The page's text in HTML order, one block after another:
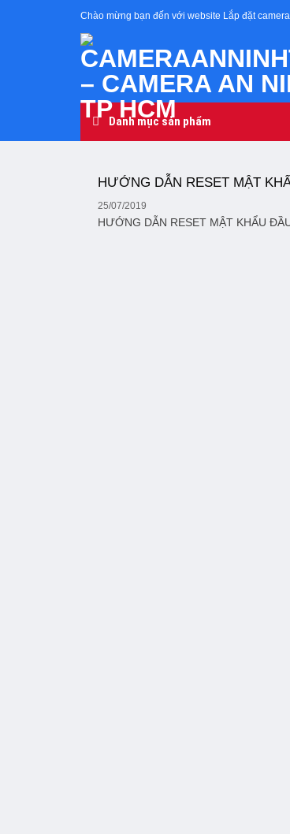
Chào mừng bạn đến với website Lắp đặt
Danh mục sản phẩm
HƯỚNG DẪN RESET MẬT
25/07/2019
HƯỚNG DẪN RESET MẬT KHẨU